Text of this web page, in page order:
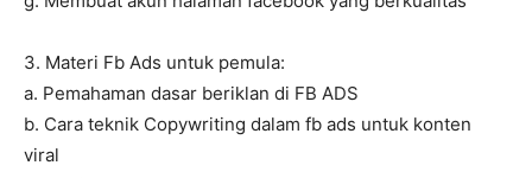
3. Materi Fb Ads untuk pemula:
a. Pemahaman dasar beriklan di FB ADS
b. Cara teknik Copywriting dalam fb ads untuk konten
viral